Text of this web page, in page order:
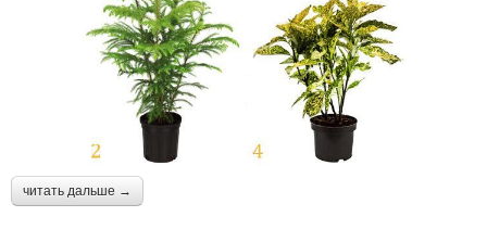
читать дальше →